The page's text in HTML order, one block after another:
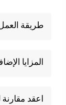
طريقة العمل
المزايا الإضافية
اعقد مقارنة